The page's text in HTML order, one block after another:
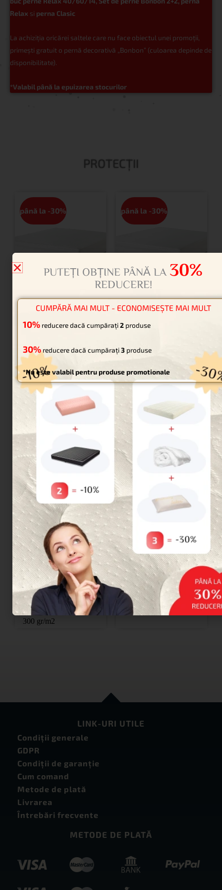
Relax si perna Clasic
La achiziția oricărei saltele care nu face obiectul unei promoții,
primești gratuit o pernă decorativă „Bonbon” (culoarea depinde de
disponibilitate).
*Valabil până la epuizarea stocurilor
PROTECȚII
până la -30%
Protecție pentru
saltea Cool
Touch
până la
120,40
172,00lei
Capacitate
reglare a temeraturii și
proprietăți absorbante
Impermeabil ventilată
suprafața
moale, realizata din
material natural
TENCEL ™, potrivit
pentru pielea sensibilă.
Are proprietăți anti-
carieni, nu păstrează
mirosurile, nuface
zgomotla mișcare.
Partea laterală din
bumbac
ranforce 100%
cu elastic
. Densitate –
300 gr/m2
până la -30%
Protecție pentru
saltea Sensitive
până la
118,00
Impermeabilă, ventilată,
elastică, suprafața
material natural
TENCEL ™, potrivit
Are proprietăți
antiacarieni, nu
păstrează mirosurile, nu
face zgomot la mișcare.
Partea laterală din
bumbac ranforce 100%
255 gr/m2
LINK-URI UTILE
Condiţii generale
GDPR
Condiţii de garanţie
Cum comand
Metode de plată
Livrarea
Întrebări frecvente
METODE DE PLATĂ
PUTEȚI OBȚINE PÂNĂ LA30%
REDUCERE!
CUMPĂRĂ MAI MULT - ECONOMISEȘTE MAI MULT
10%reducere dacă cumpărați2produse
30%reducere dacă cumpărați3produse
*Nu este valabil pentru produse promotionale